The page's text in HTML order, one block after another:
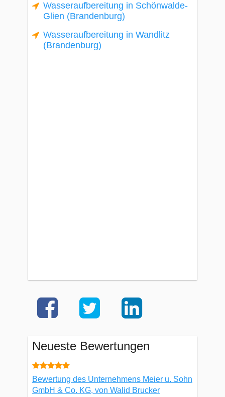
Wasseraufbereitung in Schönwalde-
Glien (Brandenburg)
Wasseraufbereitung in Wandlitz
(Brandenburg)
Neueste Bewertungen
Bewertung des Unternehmens Meier u. Sohn
GmbH & Co. KG, von Walid Brucker